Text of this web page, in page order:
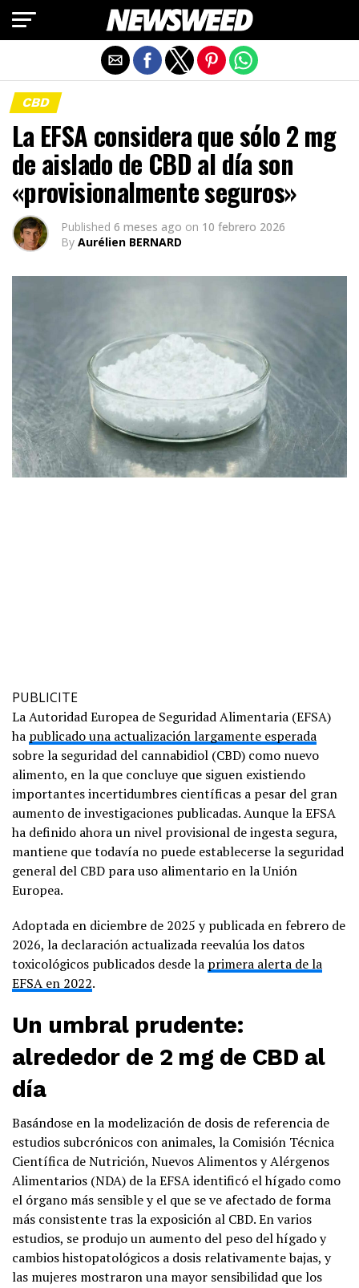
CBD
La EFSA considera que sólo 2 mg
de aislado de CBD al día son
«provisionalmente seguros»
Published 6 meses ago on 10 febrero 2026
By Aurélien BERNARD
PUBLICITE
La Autoridad Europea de Seguridad Alimentaria (EFSA)
ha publicado una actualización largamente esperada
sobre la seguridad del cannabidiol (CBD) como nuevo
alimento, en la que concluye que siguen existiendo
importantes incertidumbres científicas a pesar del gran
aumento de investigaciones publicadas. Aunque la EFSA
ha definido ahora un nivel provisional de ingesta segura,
mantiene que todavía no puede establecerse la seguridad
general del CBD para uso alimentario en la Unión
Europea.
Adoptada en diciembre de 2025 y publicada en febrero de
2026, la declaración actualizada reevalúa los datos
toxicológicos publicados desde la primera alerta de la
EFSA en 2022.
Un umbral prudente:
alrededor de 2 mg de CBD al
día
Basándose en la modelización de dosis de referencia de
estudios subcrónicos con animales, la Comisión Técnica
Científica de Nutrición, Nuevos Alimentos y Alérgenos
Alimentarios (NDA) de la EFSA identificó el hígado como
el órgano más sensible y el que se ve afectado de forma
más consistente tras la exposición al CBD. En varios
estudios, se produjo un aumento del peso del hígado y
cambios histopatológicos a dosis relativamente bajas, y
las mujeres mostraron una mayor sensibilidad que los
Salir de la versión móvil